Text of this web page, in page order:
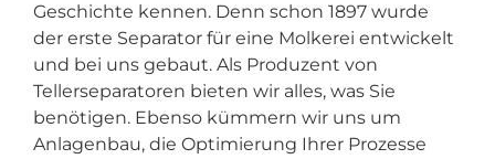
Geschichte kennen. Denn schon 1897 wurde
der erste Separator für eine Molkerei entwickelt
und bei uns gebaut. Als Produzent von
Tellerseparatoren bieten wir alles, was Sie
benötigen. Ebenso kümmern wir uns um
Anlagenbau, die Optimierung Ihrer Prozesse